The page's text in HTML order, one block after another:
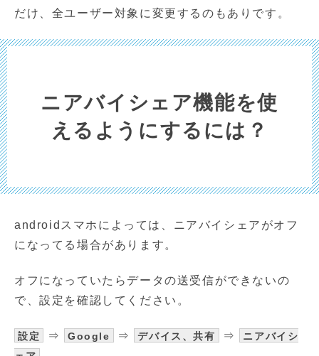
だけ、全ユーザー対象に変更するのもありです。
ニアバイシェア機能を使
えるようにするには？
androidスマホによっては、ニアバイシェアがオフ
になってる場合があります。
オフになっていたらデータの送受信ができないの
で、設定を確認してください。
設定 ⇒ Google ⇒ デバイス、共有 ⇒
ニアバイシ